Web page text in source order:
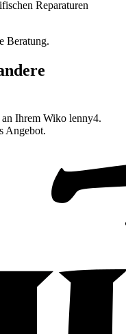
Reparaturen
Beratung.
Ihrem Wiko lenny4.
Angebot.